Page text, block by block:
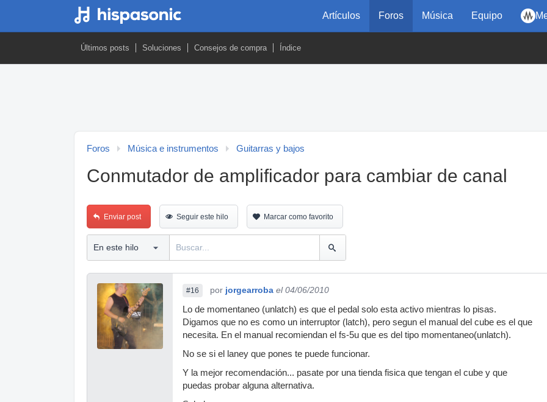
Artículos Foros Música Equipo
Últimos posts Soluciones Consejos de compra Índice
Foros Música e instrumentos Guitarras y bajos
Conmutador de amplificador para cambiar de canal
Enviar post Seguir este hilo Marcar como favorito
#16 por jorgearroba el 04/06/2010
Lo de momentaneo (unlatch) es que el pedal solo esta activo mientras lo pisas.
Digamos que no es como un interruptor (latch), pero segun el manual del cube es el que
necesita. En el manual recomiendan el fs-5u que es del tipo momentaneo(unlatch).
No se si el laney que pones te puede funcionar.
Y la mejor recomendación... pasate por una tienda fisica que tengan el cube y que
puedas probar alguna alternativa.